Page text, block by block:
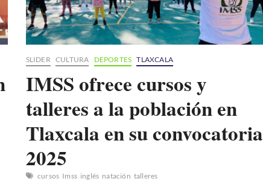
SLIDER CULTURA DEPORTES TLAXCALA
IMSS ofrece cursos y
talleres a la población en
Tlaxcala en su convocatoria
2025
cursos Imss inglés natación talleres